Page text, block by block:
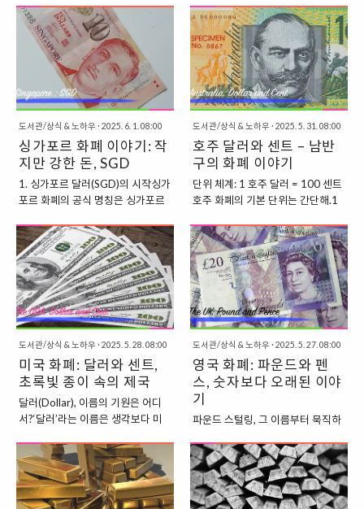
지.한국식으로 비유하자면…약간
"건달 느낌+힙한 고딩+슬랭 마스
터" 조합 느낌이라고 보면 돼.2...
Cockney 억양의 특징: RP랑은 완
전 반대!✔️ T가 사라진다! (Glottal
Stop)Better → [Be'uh]Water →
[Waw'..
가 떠오르니?혹시 '해리 포터'의 덤
블도어 목소리? 아니면 셜록 홈즈처
럼 딱 떨어지는 말투?그게 바로 우
리가 흔히 말하는 Received
Pronunciation, 줄여서 RP
야.Received Pronunciation은 영
국 영어 중에서도 가장 ‘고급스럽
고’, ‘표준적’이라고 여겨지는 발음
이야.BBC 뉴스 앵커들이 사용하는
그 발음, 바로 그거지. 이름부터 낯
설지 않아? ‘Received’라니?여기서
말하는 ‘Received’는 ‘받아들여졌
고, 교양 있는 사람들의 발음으로 인
정받은 영어라는 말이지.근데 웃긴
건, 이 발음은 특정 지역의 사투리가
아니야.오히려 어느 지역에도 속하
지 않는, 인공적..
인 영어의 변형이야.표준 영어
(Standard English) 기반 위에말레
이어, 중국어(주로 하카, 광둥어, 중
국어 방언), 타밀어 등다양한 언어가
섞여 탄생한 싱가포르만의 독특한
영어 표현 방식이지.이건 단순한 억
양이나 단어 차이만이 아니라,문법,
억양, 단어 선택, 표현 방식까지 전
반적으로 다르기 때문에처음 들으
면 “영어 맞아?” 싶을 수도 있어. 2.
싱글리시의 특징💬 1) 끝맺는 말
“lah”, “leh”, “lor”싱글리시에서 가
탄사 같은 ‘Particle(조사)’들이
야.Lah: 강조, 친근함 (예: Don’t
worry, lah! = 걱정 ..
도서관/상식 & 노하우 · 2025. 6. 1. 08:00
싱가포르 화폐 이야기: 작
지만 강한 돈, SGD
1. 싱가포르 달러(SGD)의 시작싱가
포르 화폐의 공식 명칭은 싱가포르
는 SGD, 그리고 기호는 보통 S$ 또
는 $로 쓰여.말레이시아 링깃
(MYR)과 동일한 역사를 가지고 시
작했지만,1965년 독립 이후 자국
화폐의 독자적인 길을 걷게
돼.1967년, 첫 싱가포르 달러가 발
행됐고현재는 싱가포르 통화청
(Monetary Authority of
Singapore, MAS)에서모든 지폐와
동전을 관리하고 있어. 2. 싱가포르
지폐의 종류와 디자인싱가포르 지
폐는 주로 ‘초대 대통령 유소프 이샤
크(Yusof bin Ishak)’의 초상이 그
려진‘포트레이트 시리즈(Portrait
Series)’를 사용하고 있어.이 시리즈
는 1999년부터 현재까지 이어지고
있지.💵 지..
도서관/상식 & 노하우 · 2025. 5. 31. 08:00
호주 달러와 센트 – 남반
구의 화폐 이야기
단위 체계: 1 호주 달러 = 100 센트
호주 화폐의 기본 단위는 간단해.1
(Cents)10진법 기반으로 되어 있어
서 계산도 간편하지.동전 구성:5센
트 (5¢)10센트 (10¢)20센트
(20¢)50센트 (50¢)1달러 ($1)2달
러 ($2)호주는 1센트와 2센트 동전
은 1990년대 초에 폐지했어.지금
은 최종 가격에 따라 5센트 단위로
반올림해서 현금 계산을 하지. 동전
의 뒷면엔 누가 있을까?호주 동전의
앞면은 전통적으로 영국 군주(엘리
자베스 2세 여왕)가 새겨져 있었고,
영될 예정이야.하지만 뒷면은 정말
다양하고 아름다워.5센트 – 바늘두
더지 (Echidna)10센트 – 리라새
(Lyrebird)20센트 – 오리너구리
(Platypus..
도서관/상식 & 노하우 · 2025. 5. 28. 08:00
미국 화폐: 달러와 센트,
초록빛 종이 속의 제국
달러(Dollar), 이름의 기원은 어디
서?‘달러’라는 이름은 생각보다 미
세기 유럽의 ‘탈러(Thaler)’라는 은
화에서 유래했어.탈러는 당시 보헤
미아(지금의 체코) 지역에서 발행된
은화였고,그 단단하고 믿을 만한 가
도서관/상식 & 노하우 · 2025. 5. 27. 08:00
영국 화폐: 파운드와 펜
스, 숫자보다 오래된 이야
기
파운드 스털링, 그 이름부터 묵직하
(Pound Sterling)이야.'스털링
(Sterling)'이란 단어는 중세 시대의
순도 높은 은화에서 유래한 말인데,
이는 단순한 돈이 아니라 ‘진짜 가치